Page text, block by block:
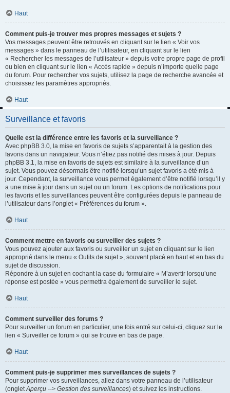
Haut
Comment puis-je trouver mes propres messages et sujets ?
Vos messages peuvent être retrouvés en cliquant sur le lien « Voir vos
messages » dans le panneau de l’utilisateur, en cliquant sur le lien
« Rechercher les messages de l’utilisateur » depuis votre propre page de profil
ou bien en cliquant sur le lien « Accès rapide » depuis n’importe quelle page
du forum. Pour rechercher vos sujets, utilisez la page de recherche avancée et
choisissez les paramètres appropriés.
Haut
Surveillance et favoris
Quelle est la différence entre les favoris et la surveillance ?
Avec phpBB 3.0, la mise en favoris de sujets s’apparentait à la gestion des
favoris dans un navigateur. Vous n’étiez pas notifié des mises à jour. Depuis
phpBB 3.1, la mise en favoris de sujets est similaire à la surveillance d’un
sujet. Vous pouvez désormais être notifié lorsqu’un sujet favoris a été mis à
jour. Cependant, la surveillance vous permet également d’être notifié lorsqu’il y
a une mise à jour dans un sujet ou un forum. Les options de notifications pour
les favoris et les surveillances peuvent être configurées depuis le panneau de
l’utilisateur dans l’onglet « Préférences du forum ».
Haut
Comment mettre en favoris ou surveiller des sujets ?
Vous pouvez ajouter aux favoris ou surveiller un sujet en cliquant sur le lien
approprié dans le menu « Outils de sujet », souvent placé en haut et en bas du
sujet de discussion.
Répondre à un sujet en cochant la case du formulaire « M’avertir lorsqu’une
réponse est postée » vous permettra également de surveiller le sujet.
Haut
Comment surveiller des forums ?
Pour surveiller un forum en particulier, une fois entré sur celui-ci, cliquez sur le
lien « Surveiller ce forum » qui se trouve en bas de page.
Haut
Comment puis-je supprimer mes surveillances de sujets ?
Pour supprimer vos surveillances, allez dans votre panneau de l’utilisateur
(onglet Aperçu --> Gestion des surveillances) et suivez les instructions.